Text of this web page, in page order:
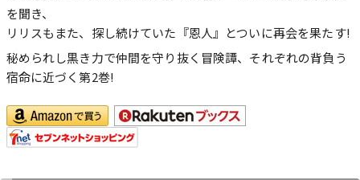
を聞き、
リリスもまた、探し続けていた『恩人』とついに再会を果たす!
秘められし黒き力で仲間を守り抜く冒険譚、それぞれの背負う
宿命に近づく第2巻!